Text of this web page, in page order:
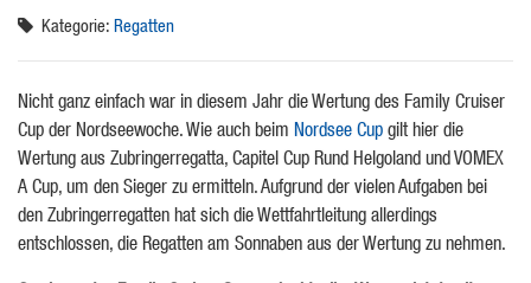
Kategorie: Regatten
Nicht ganz einfach war in diesem Jahr die Wertung des Family Cruiser
Cup der Nordseewoche. Wie auch beim Nordsee Cup gilt hier die
Wertung aus Zubringerregatta, Capitel Cup Rund Helgoland und VOMEX
A Cup, um den Sieger zu ermitteln. Aufgrund der vielen Aufgaben bei
den Zubringerregatten hat sich die Wettfahrtleitung allerdings
entschlossen, die Regatten am Sonnaben aus der Wertung zu nehmen.